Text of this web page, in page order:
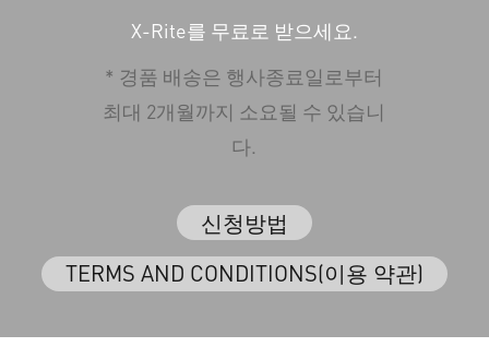
X-Rite를 무료로 받으세요.
* 경품 배송은 행사종료일로부터
최대 2개월까지 소요될 수 있습니
다.
신청방법
TERMS AND CONDITIONS(이용 약관)